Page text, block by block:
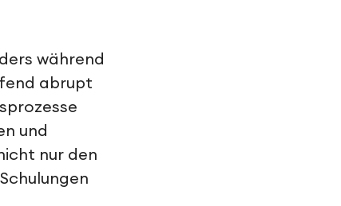
während
abrupt
und
nur den